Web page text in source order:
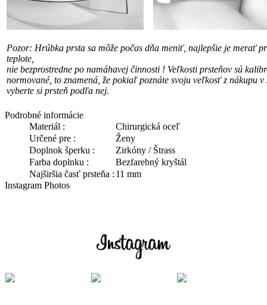
Pozor: Hrúbka prsta sa môže počas dňa meniť, najlepšie je merať
teplote,
nie bezprostredne po namáhavej činnosti ! Veľkosti prsteňov sú
normované, to znamená, že pokiaľ poznáte svoju veľkosťz nákupu v
vyberte si prsteň podľa nej.
Podrobné informácie
Materiál :
Chirurgická oceľ
Určené pre :
Ženy
Doplnok šperku :
Zirkóny / Štrass
Farba doplnku :
Bezfarebný kryštál
Najširšia časť prsteňa : 11 mm
Instagram Photos